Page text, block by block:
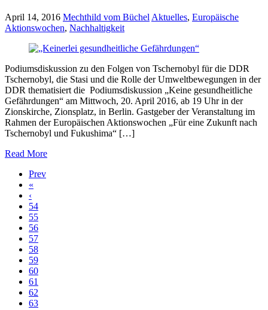
April 14, 2016 Mechthild vom Büchel Aktuelles, Europäische
Aktionswochen, Nachhaltigkeit
Podiumsdiskussion zu den Folgen von Tschernobyl für die DDR
Tschernobyl, die Stasi und die Rolle der Umweltbewegungen in der
DDR thematisiert die Podiumsdiskussion „Keine gesundheitliche
Gefährdungen“ am Mittwoch, 20. April 2016, ab 19 Uhr in der
Zionskirche, Zionsplatz, in Berlin. Gastgeber der Veranstaltung im
Rahmen der Europäischen Aktionswochen „Für eine Zukunft nach
Tschernobyl und Fukushima“ […]
Read More
Prev
«
‹
54
55
56
57
58
59
60
61
62
63